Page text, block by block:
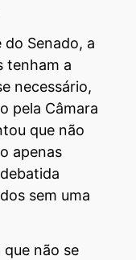
Senado, a
tenham a
necessário,
pela Câmara
que não
apenas
sem uma
não se